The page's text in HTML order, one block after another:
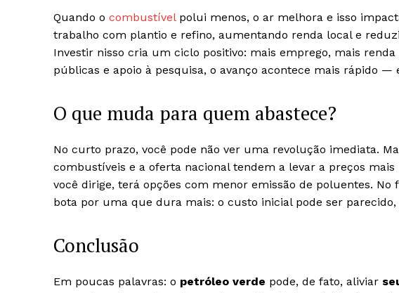
Quando o combustívelpolui menos, o ar melhora e isso
trabalho com plantio e refino, aumentando renda local e
Investir nisso cria um ciclo positivo: mais emprego, mais
públicas e apoio à pesquisa, o avanço acontece mais rápido —
O que muda para quem abastece?
No curto prazo, você pode não ver uma revolução imediata.
combustíveis e a oferta nacional tendem a levar a preços mais
você dirige, terá opções com menor emissão de poluentes.
bota por uma que dura mais: o custo inicial pode ser
Conclusão
Em poucas palavras: o petróleo verde pode, de fato, aliviar